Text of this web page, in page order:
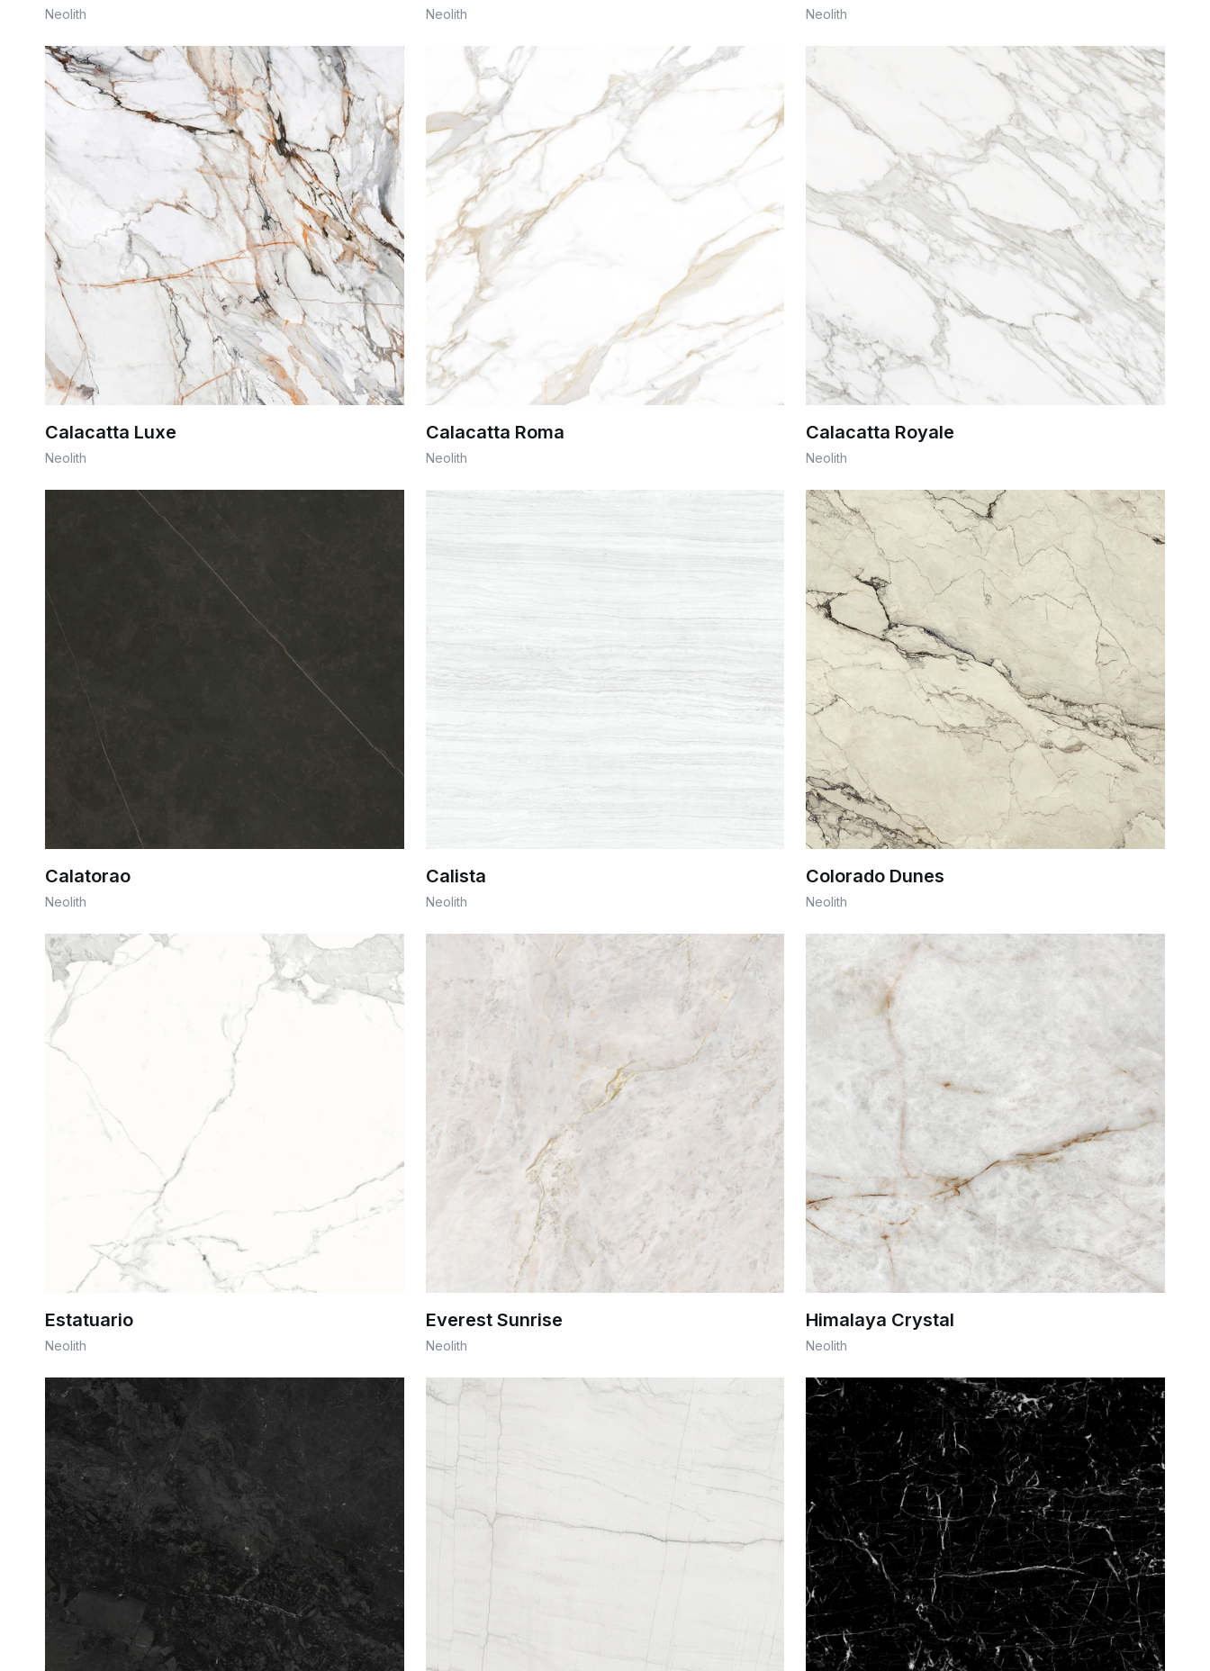
Neolith Neolith Neolith
Calacatta Luxe
Neolith
Calacatta Roma
Neolith
Calacatta Royale
Neolith
Calatorao
Neolith
Calista
Neolith
Colorado Dunes
Neolith
Estatuario
Neolith
Everest Sunrise
Neolith
Himalaya Crystal
Neolith